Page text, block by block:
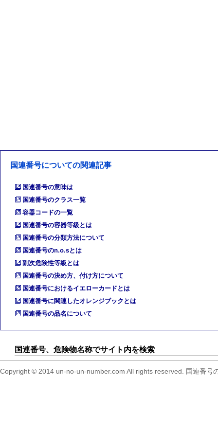
国連番号についての関連記事
国連番号の意味は
国連番号のクラス一覧
容器コードの一覧
国連番号の容器等級とは
国連番号の分類方法について
国連番号のn.o.sとは
副次危険性等級とは
国連番号の決め方、付け方について
国連番号におけるイエローカードとは
国連番号に関連したオレンジブックとは
国連番号の品名について
国連番号、危険物名称でサイト内を検索
Copyright © 2014 un-no-un-number.com All rights reserved. 国連番号